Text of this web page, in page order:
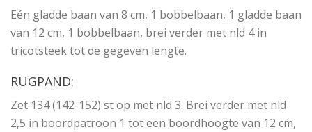
Eén gladde baan van 8 cm, 1 bobbelbaan, 1 gladde baan
van 12 cm, 1 bobbelbaan, brei verder met nld 4 in
tricotsteek tot de gegeven lengte.
RUGPAND:
Zet 134 (142-152) st op met nld 3. Brei verder met nld
2,5 in boordpatroon 1 tot een boordhoogte van 12 cm,